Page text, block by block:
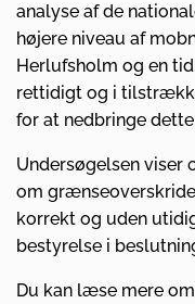
analyse af de
højere niveau af
Herlufsholm og en
rettidigt og i
for at nedbringe
Undersøgelsen viser
om
korrekt og uden
bestyrelse i
Du kan læse mere